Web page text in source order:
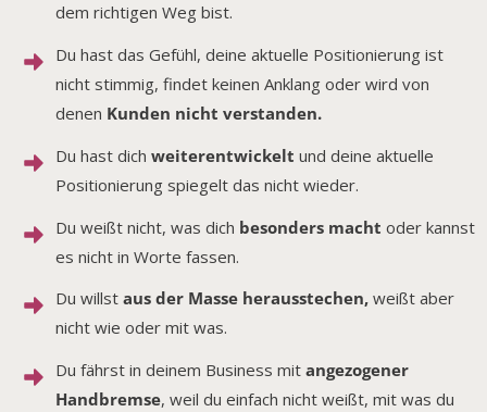
dem richtigen Weg bist.
Du hast das Gefühl, deine aktuelle Positionierung ist
nicht stimmig, findet keinen Anklang oder wird von
denen Kunden nicht verstanden.
Du hast dich weiterentwickelt und deine aktuelle
Positionierung spiegelt das nicht wieder.
Du weißt nicht, was dich besonders macht oder kannst
es nicht in Worte fassen.
Du willst aus der Masse herausstechen, weißt aber
nicht wie oder mit was.
Du fährst in deinem Business mit angezogener
Handbremse, weil du einfach nicht weißt, mit was du